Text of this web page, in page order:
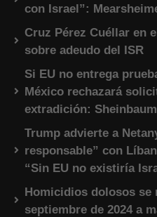
con Israel”:
Cruz Pérez Cuéllar en
sobre adeudo del ISR
Si EU no entrega
México rechazará
extradición: Sheinbaum
Trump advierte a
responsable” con
“Sin EU no existiría
Homicidios dolosos se
septiembre de 2024 a